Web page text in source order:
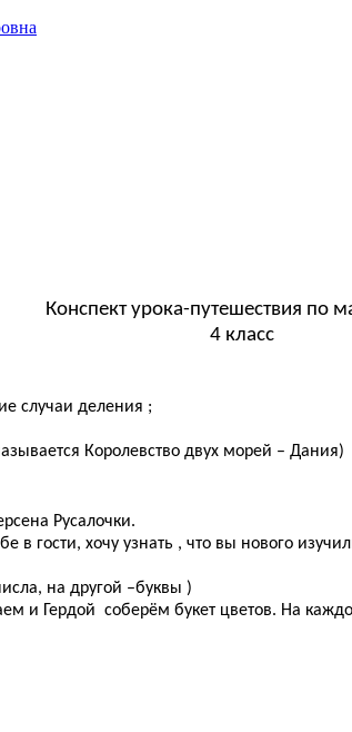
Конспект урока-путешествия по
4 класс
случаи деления ;
Королевство двух морей – Дания)
Русалочки.
в гости, хочу узнать , что вы нового
на другой –буквы )
и Гердой соберём букет цветов. На